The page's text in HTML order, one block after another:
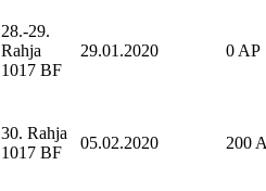
28.-29.
Rahja
1017 BF
29.01.2020 0 AP
30. Rahja
1017 BF
05.02.2020 200